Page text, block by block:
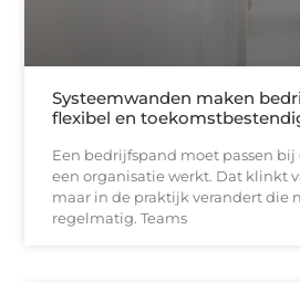
Systeemwanden maken
flexibel en
Een bedrijfspand moet passen
een organisatie werkt. Dat klinkt
maar in de praktijk verandert die
regelmatig. Teams